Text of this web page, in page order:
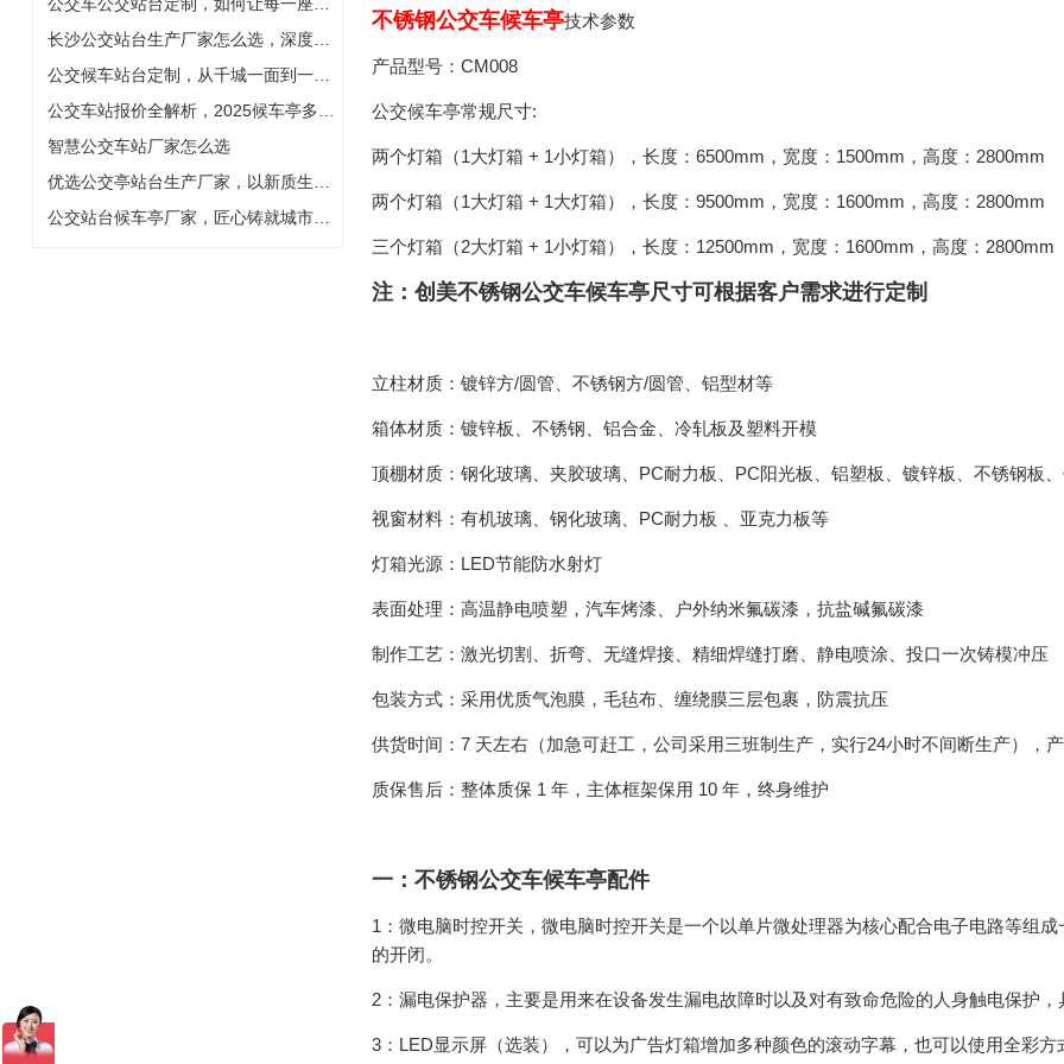
智慧公交车站厂家怎么选
不锈钢公交车候车亭技术参数
产品型号：CM008
公交候车亭常规尺寸:
两个灯箱（1大灯箱 + 1小灯箱），长度：6500mm，宽度：1500mm，高度：2800mm
两个灯箱（1大灯箱 + 1大灯箱），长度：9500mm，宽度：1600mm，高度：2800mm
三个灯箱（2大灯箱 + 1小灯箱），长度：12500mm，宽度：1600mm，高度：2800mm
注：创美不锈钢公交车候车亭尺寸可根据客户需求进行定制
立柱材质：镀锌方/圆管、不锈钢方/圆管、铝型材等
箱体材质：镀锌板、不锈钢、铝合金、冷轧板及塑料开模
顶棚材质：钢化玻璃、夹胶玻璃、PC耐力板、PC阳光板、铝塑板、镀锌板、不锈钢板
视窗材料：有机玻璃、钢化玻璃、PC耐力板 、亚克力板等
灯箱光源：LED节能防水射灯
表面处理：高温静电喷塑，汽车烤漆、户外纳米氟碳漆，抗盐碱氟碳漆
制作工艺：激光切割、折弯、无缝焊接、精细焊缝打磨、静电喷涂、投口一次铸模冲压
包装方式：采用优质气泡膜，毛毡布、缠绕膜三层包裹，防震抗压
供货时间：7 天左右（加急可赶工，公司采用三班制生产，实行24小时不间断生产），
质保售后：整体质保 1 年，主体框架保用 10 年，终身维护
一：不锈钢公交车候车亭配件
1：微电脑时控开关，微电脑时控开关是一个以单片微处理器为核心配合电子电路等组
的开闭。
2：漏电保护器，主要是用来在设备发生漏电故障时以及对有致命危险的人身触电保护
3：LED显示屏（选装），可以为广告灯箱增加多种颜色的滚动字幕，也可以使用全彩方